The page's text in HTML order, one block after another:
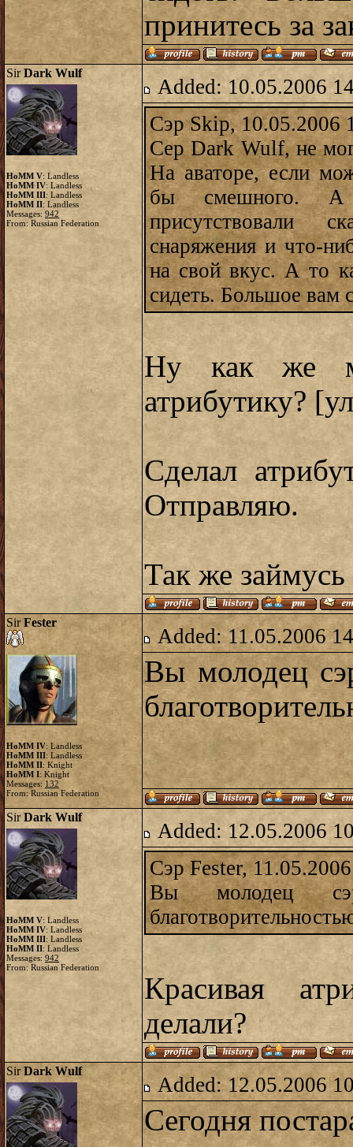
принитесь за
SirDark Wulf
HoMM V: Landless
HoMM IV: Landless
HoMM III: Landless
HoMM II: Landless
Messages:942
From: Russian Federation
Added: 10.05.2006
Сэр Skip, 10.05.2006
Сер Dark Wulf, не
На аваторе, если
бы смешного. А
присутствовали
снаряжения и что-
на свой вкус. А то
сидеть. Большое вам
Ну как же
атрибутику?
Сделал
Отправляю.
Так же
SirFester
HoMM IV: Landless
HoMM III: Landless
HoMM II: Knight
HoMM I: Knight
Messages: 132
From: Russian Federation
Added: 11.05.2006
Вы молодец
SirDark Wulf
HoMM V: Landless
HoMM IV: Landless
HoMM III: Landless
HoMM II: Landless
Messages:942
From: Russian Federation
Added: 12.05.2006
Сэр Fester,
Вы молодец
Красивая
делали?
SirDark Wulf
Added: 12.05.2006
Сегодня